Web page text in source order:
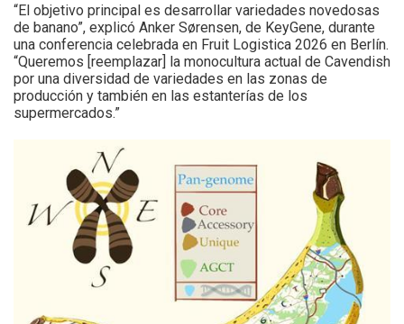
“El objetivo principal es desarrollar variedades novedosas
de banano”, explicó Anker Sørensen, de KeyGene, durante
una conferencia celebrada en Fruit Logistica 2026 en Berlín.
“Queremos [reemplazar] la monocultura actual de Cavendish
por una diversidad de variedades en las zonas de
producción y también en las estanterías de los
supermercados.”